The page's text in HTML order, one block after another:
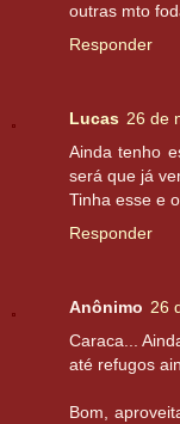
outras mto
Responder
Lucas 26 de
Ainda tenho
será que já
Tinha esse e
Responder
Anônimo 26
Caraca...
até refugos
Bom,